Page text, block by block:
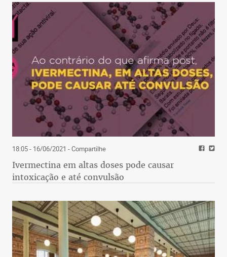
18:05 - 16/06/2021 - Compartilhe
Ivermectina em altas doses pode causar
intoxicação e até convulsão